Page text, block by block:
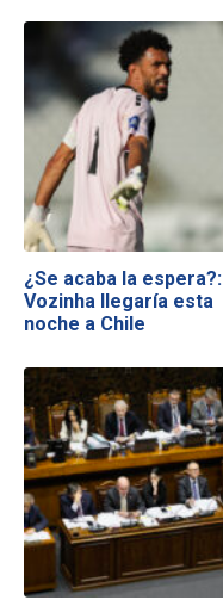
¿Se acaba la espera?:
Vozinha llegaría esta
noche a Chile